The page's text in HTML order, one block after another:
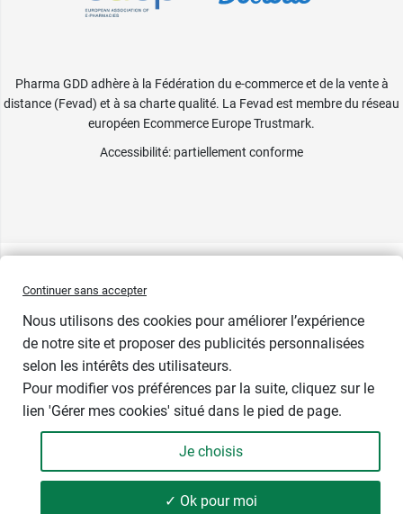
Contenance
- +
6,49 €
Prix bas
Pharma GDD adhère à la Fédération du e-commerce et de la vente à
distance (Fevad) et à sa charte qualité. La Fevad est membre du réseau
européen Ecommerce Europe Trustmark.
Accessibilité: partiellement conforme
Continuer sans accepter
Nous utilisons des cookies pour améliorer l’expérience
de notre site et proposer des publicités personnalisées
selon les intérêts des utilisateurs.
Pour modifier vos préférences par la suite, cliquez sur le
lien 'Gérer mes cookies' situé dans le pied de page.
Je choisis
✓ Ok pour moi